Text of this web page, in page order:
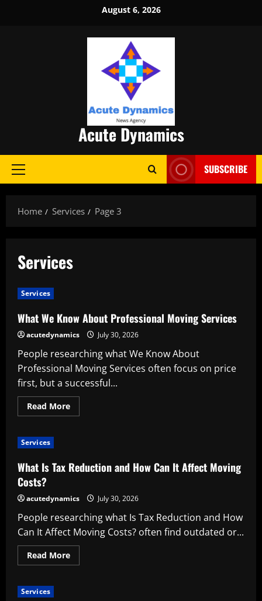
August 6, 2026
Acute Dynamics
Primary
SUBSCRIBE
Home Services Page 3
Services
Services
What We Know About Professional Moving Services
acutedynamics July 30, 2026
People researching what We Know About
Professional Moving Services often focus on price
first, but a successful...
Read MoreRead
more
Professional
Moving
Services
What Is Tax Reduction and How Can It Affect Moving
Costs?
acutedynamics July 30, 2026
People researching what Is Tax Reduction and How
Can It Affect Moving Costs? often find outdated or...
Read MoreRead
more
Services